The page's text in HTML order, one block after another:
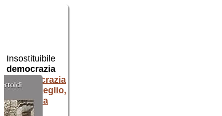
Insostituibile
democrazia